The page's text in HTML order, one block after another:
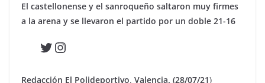
El castellonense y el sanroqueño saltaron muy firmes
a la arena y se llevaron el partido por un doble 21-16
Twitter
Instagram
Redacción El Polideportivo. Valencia. (28/07/21)